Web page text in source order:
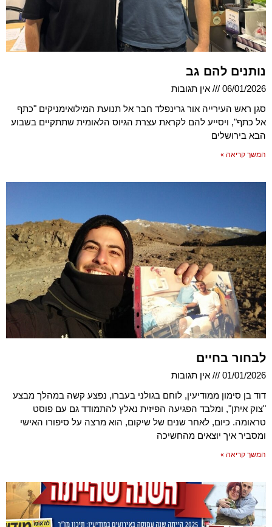
נותנים להם גב
06/01/2026
אין תגובות
סגן ראש העירייה אור גרינפלד חבר אל תנועת המילואימניקים "כתף
אל כתף", ויסייע להם לקראת עצרת הגיוס הלאומית שתתקיים בשבוע
הבא בירושלים
המשך קריאה »
לבחור בחיים
01/01/2026
אין תגובות
דוד בן סימון ממודיעין, לוחם בגולני בעברו, נפצע קשה במהלך מבצע
"צוק איתן", ומלבד הפגיעה הפיזית נאלץ להתמודד גם עם פוסט
טראומה. כיום, לאחר שנים של שיקום, הוא מרצה על סיפורו האישי
ומסביר איך יוצאים מהחשיכה
המשך קריאה »